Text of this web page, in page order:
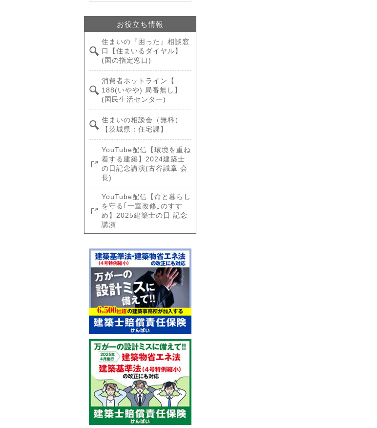
お役立ち情報
住まいの『困った』相談窓
口【住まいるダイヤル】
(国の指定窓口)
消費者ホットライン【
188(いやや) 局番無し】
(国民生活センター)
住まいの相談会（無料）
【茨城県：住宅課】
YouTube配信【環境を重ね
着する建築】2024建築士
の日記念講演(古谷誠章 会
長)
YouTube配信【命と暮らし
を守る｢一室改修｣のすす
め】2025建築士の日 記念
講演